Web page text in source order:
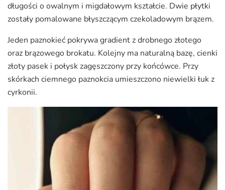
długości o owalnym i migdałowym kształcie. Dwie płytki
zostały pomalowane błyszczącym czekoladowym brązem.
Jeden paznokieć pokrywa gradient z drobnego złotego
oraz brązowego brokatu. Kolejny ma naturalną bazę, cienki
złoty pasek i połysk zagęszczony przy końcówce. Przy
skórkach ciemnego paznokcia umieszczono niewielki łuk z
cyrkonii.